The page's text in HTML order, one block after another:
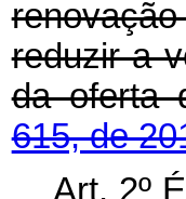
reduzir a
da oferta
615, de
Art. 2º